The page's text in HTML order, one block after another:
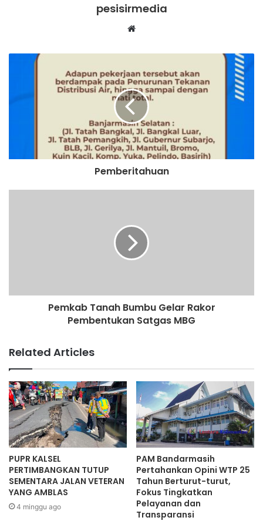
pesisirmedia
Website
Pemberitahuan
Pemkab Tanah Bumbu Gelar Rakor
Pembentukan Satgas MBG
Related Articles
PUPR KALSEL
PERTIMBANGKAN TUTUP
SEMENTARA JALAN VETERAN
YANG AMBLAS
4 minggu ago
PAM Bandarmasih
Pertahankan Opini WTP 25
Tahun Berturut-turut,
Fokus Tingkatkan
Pelayanan dan
Transparansi